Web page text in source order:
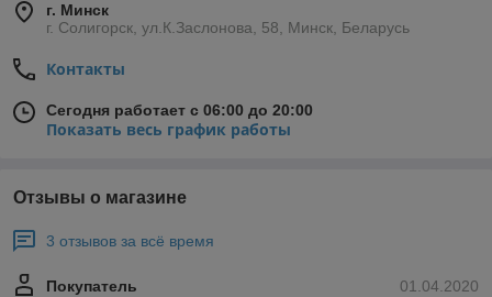
г. Минск
г. Солигорск, ул.К.Заслонова, 58, Минск, Беларусь
Контакты
Сегодня работает с 06:00 до 20:00
Показать весь график работы
Отзывы о магазине
3 отзывов за всё время
01.04.2020
Покупатель